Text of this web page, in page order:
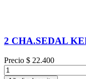
2 CHA.SEDAL
Precio $ 22.400